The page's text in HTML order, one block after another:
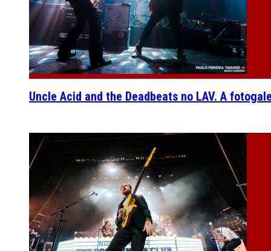
Uncle Acid and the Deadbeats no LAV. A